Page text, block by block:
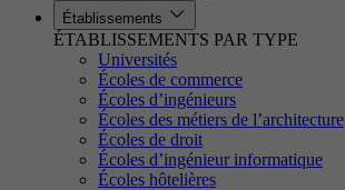
Établissements
ÉTABLISSEMENTS PAR TYPE
Universités
Écoles de commerce
Écoles d’ingénieurs
Écoles des métiers de l’architecture
Écoles de droit
Écoles d’ingénieur informatique
Écoles hôtelières